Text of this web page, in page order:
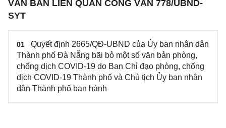
VĂN BẢN LIÊN QUAN CÔNG VĂN 778/UBND-
SYT
01
Quyết định 2665/QĐ-UBND của Ủy ban nhân dân
Thành phố Đà Nẵng bãi bỏ một số văn bản phòng,
chống dịch COVID-19 do Ban Chỉ đạo phòng, chống
dịch COVID-19 Thành phố và Chủ tịch Ủy ban nhân
dân Thành phố ban hành